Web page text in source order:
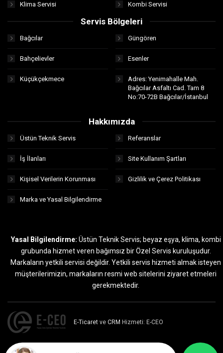
Klima Servisi Kombi Servisi
Servis Bölgeleri
Bağcılar Güngören
Bahçelievler Esenler
Küçükçekmece
Adres: Yenimahalle Mah.
Bağcılar Asfaltı Cad. Tam 8
No:70-72B Bağcılar/İstanbul
Hakkımızda
Üstün Teknik Servis Referanslar
İş İlanları Site Kullanım Şartları
Kişisel Verilerin Korunması Gizlilik ve Çerez Politikası
Marka ve Yasal Bilgilendirme
Yasal Bilgilendirme: Üstün Teknik Servis; beyaz eşya, klima, kombi
grubunda hizmet veren bağımsız bir Özel Servis kuruluşudur.
Markaların yetkili servisi değildir. Yetkili servis hizmeti almak isteyen
müşterilerimizin, markaların resmi web sitelerini ziyaret etmeleri
gerekmektedir.
E-Ticaret ve CRM Hizmeti: E-CEO